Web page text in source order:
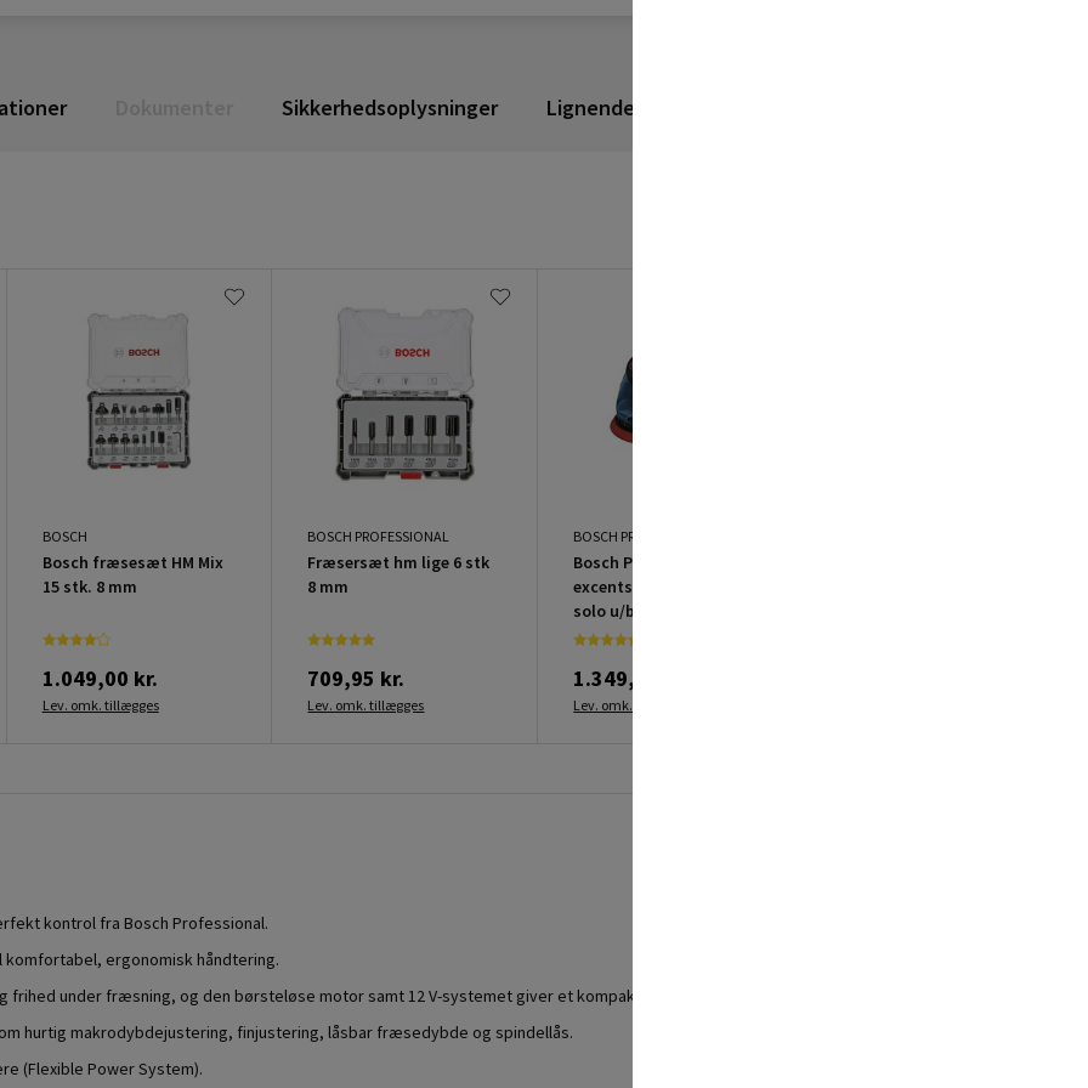
Sikkerhedsoplysninger Lignende produkter
BOSCH
Bosch fræsesæt HM Mix
15 stk. 8 mm
1.049,00 kr.
Lev. omk. tillægges
BOSCH PROFESSIONAL
Fræsersæt hm lige 6 stk
8 mm
709,95 kr.
Lev. omk. tillægges
BOSCH PROFESSIONAL
Bosch Professional akku
excentsliber GEX 12V-125
solo u/batteri & lader
1.349,00 kr.
Lev. omk. tillægges
kontrol fra Bosch Professional.
ergonomisk håndtering.
under fræsning, og den børsteløse motor samt 12 V-systemet giver et kompakt hus.
hurtig makrodybdejustering, finjustering, låsbar fræsedybde og spindellås.
(Flexible Power System).